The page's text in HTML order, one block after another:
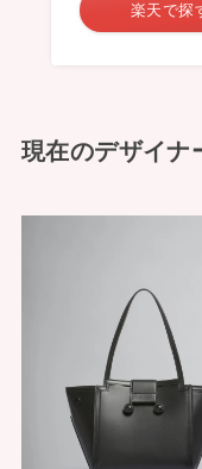
楽天で探
現在のデザイナ